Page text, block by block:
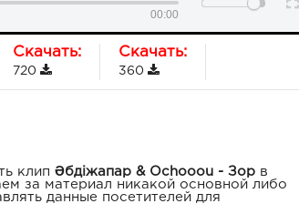
00:00
Скачать:
720
Скачать:
360
клип Әбдіжапар & Ochooou - Зор в
за материал никакой основной либо
данные посетителей для